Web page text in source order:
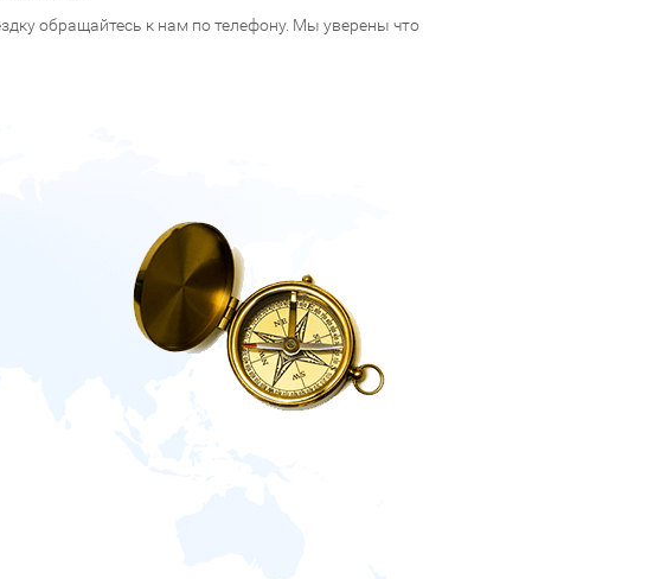
обращайтесь к нам по телефону. Мы уверены что